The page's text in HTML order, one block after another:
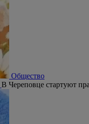
Общество
В Череповце стартуют